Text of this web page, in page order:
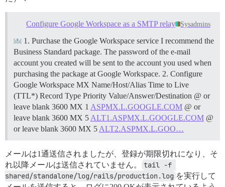
Configure Google Workspace as a SMTP relay Sysadmins
1. Purchase the Google Workspace service I recommend the
Business Standard package. The password of the e-mail
account you created will be sent to the account you used when
purchasing the package at Google Workspace. 2. Configure
Google Workspace MX Name/Host/Alias Time to Live
(TTL*) Record Type Priority Value/Answer/Destination @ or
leave blank 3600 MX 1 ASPMX.L.GOOGLE.COM @ or
leave blank 3600 MX 5 ALT1.ASPMX.L.GOOGLE.COM @
or leave blank 3600 MX 5 ALT2.ASPMX.L.GOO…
メールは1通送信されましたが、登録が期限切れになり、そ
れ以降メールは送信されていません。
tail -f
shared/standalone/log/rails/production.log を実行して